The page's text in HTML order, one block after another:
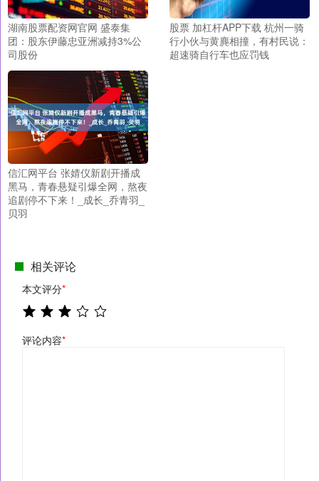
湖南股票配资网官网 盛泰集
团：股东伊藤忠亚洲减持3%公
司股份
股票 加杠杆APP下载 杭州一骑
行小伙与黄麂相撞，有村民说：
超速骑自行车也应罚钱
信汇网平台 张婧仪新剧开播成
黑马，青春悬疑引爆全网，熬夜
追剧停不下来！_成长_乔青羽_
贝羽
相关评论
本文评分*
评论内容*